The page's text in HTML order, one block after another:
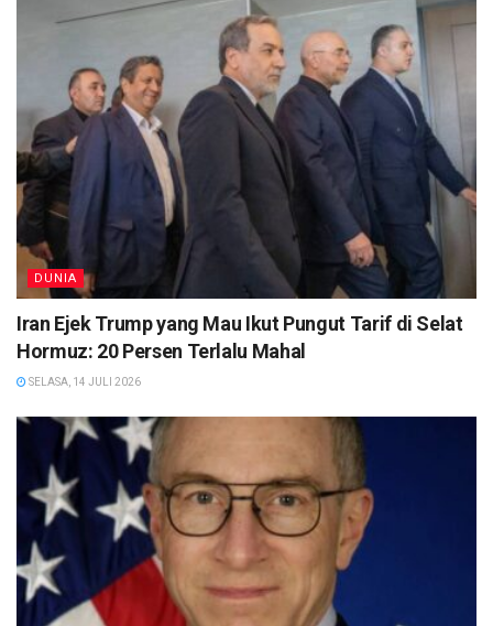
DUNIA
Iran Ejek Trump yang Mau Ikut Pungut Tarif di Selat
Hormuz: 20 Persen Terlalu Mahal
SELASA, 14 JULI 2026